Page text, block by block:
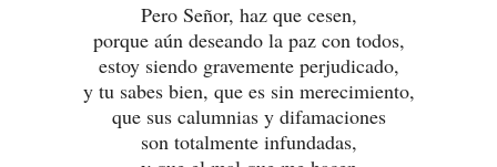
Pero Señor, haz que cesen,
porque aún deseando la paz con todos,
estoy siendo gravemente perjudicado,
y tu sabes bien, que es sin merecimiento,
que sus calumnias y difamaciones
son totalmente infundadas,